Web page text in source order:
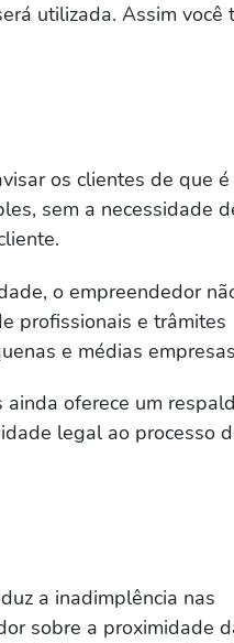
utilizada. Assim você
os clientes de que é
sem a necessidade
o empreendedor
profissionais e trâmites
e médias
oferece um
legal ao processo
a inadimplência nas
sobre a proximidade